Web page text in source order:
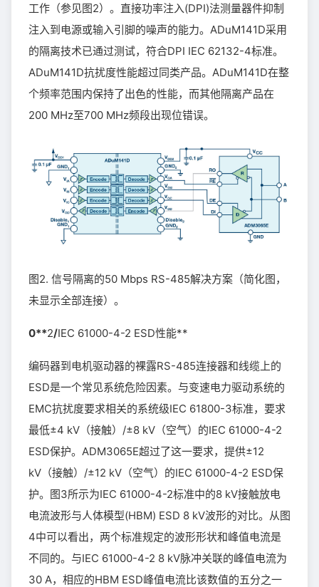
工作（参见图2）。直接功率注入(DPI)法测量器件抑制
注入到电源或输入引脚的噪声的能力。ADuM141D采用
的隔离技术已通过测试，符合DPI IEC 62132-4标准。
ADuM141D抗扰度性能超过同类产品。ADuM141D在整
个频率范围内保持了出色的性能，而其他隔离产品在
200 MHz至700 MHz频段出现位错误。
图2. 信号隔离的50 Mbps RS-485解决方案（简化图，
未显示全部连接）。
0**2/IEC 61000-4-2 ESD性能**
编码器到电机驱动器的裸露RS-485连接器和线缆上的
ESD是一个常见系统危险因素。与变速电力驱动系统的
EMC抗扰度要求相关的系统级IEC 61800-3标准，要求
最低±4 kV（接触）/±8 kV（空气）的IEC 61000-4-2
ESD保护。ADM3065E超过了这一要求，提供±12
kV（接触）/±12 kV（空气）的IEC 61000-4-2 ESD保
护。图3所示为IEC 61000-4-2标准中的8 kV接触放电
电流波形与人体模型(HBM) ESD 8 kV波形的对比。从图
4中可以看出，两个标准规定的波形形状和峰值电流是
不同的。与IEC 61000-4-2 8 kV脉冲关联的峰值电流为
30 A，相应的HBM ESD峰值电流比该数值的五分之一